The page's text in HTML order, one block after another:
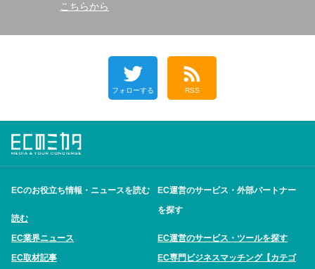
こちらから
フォローする RSS
ECのお役立ち情報・ニュースを読む
読む
EC業界ニュース
EC取材記事
EC運営のサービス・外部パートナー
を探す
EC運営のサービス・ツールを探す
EC専門ビジネスマッチング【カテゴ